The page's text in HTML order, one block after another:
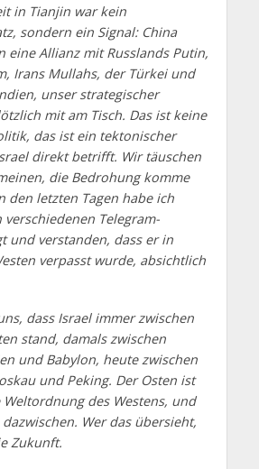
in Tianjin war kein
sondern ein Signal: China
eine Allianz mit Russlands Putin,
Irans Mullahs, der Türkei und
unser strategischer
mit am Tisch. Das ist keine
das ist ein tektonischer
direkt betrifft. Wir täuschen
die Bedrohung komme
den letzten Tagen habe ich
Telegram-
und verstanden, dass er in
verpasst wurde, absichtlich
dass Israel immer zwischen
stand, damals zwischen
und Babylon, heute zwischen
und Peking. Der Osten ist
des Westens, und
Wer das übersieht,
Zukunft.